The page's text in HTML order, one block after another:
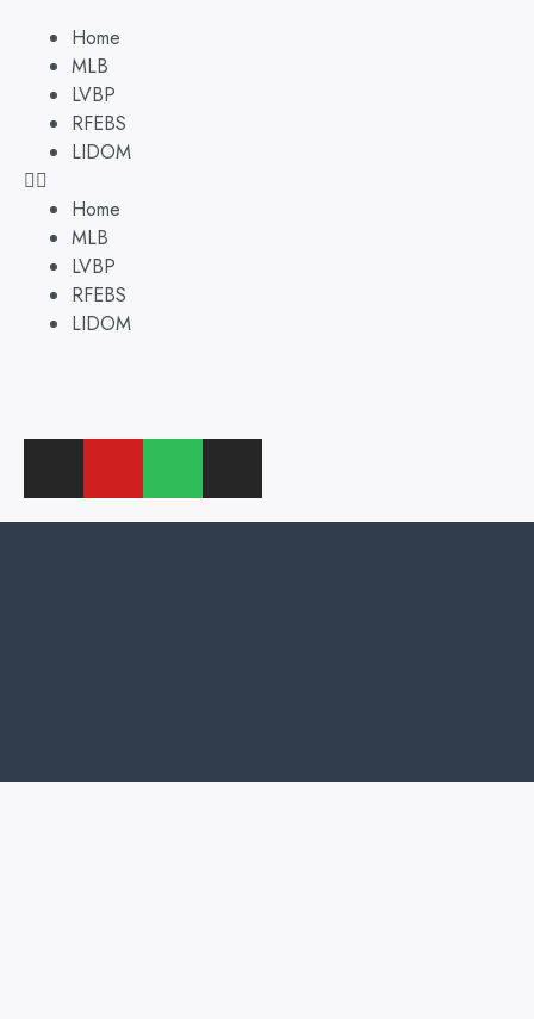
Home
MLB
LVBP
RFEBS
LIDOM
Home
MLB
LVBP
RFEBS
LIDOM